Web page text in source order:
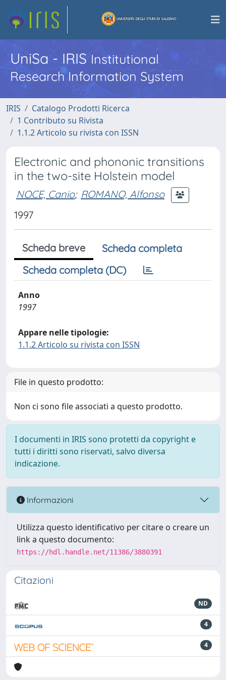
UniSa - IRISInstitutional
Research Information System
IRIS
Catalogo Prodotti Ricerca
1 Contributo su Rivista
1.1.2 Articolo su rivista con ISSN
Electronic and phononic transitions
in the two-site Holstein model
NOCE, Canio; ROMANO, Alfonso
1997
Scheda breve
Scheda completa
Scheda completa (DC)
Anno
1997
Appare nelle tipologie:
1.1.2 Articolo su rivista con ISSN
File in questo prodotto:
Non ci sono file associati a questo prodotto.
I documenti in IRIS sono protetti da copyright e
tutti i diritti sono riservati, salvo diversa
indicazione.
Informazioni
Utilizza questo identificativo per citare o creare un
link a questo documento:
https://hdl.handle.net/11386/3880391
Citazioni
ND
4
4